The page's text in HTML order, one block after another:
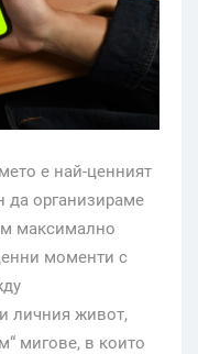
е най-ценният
да организираме
максимално
моменти с
личния живот,
мигове, в които